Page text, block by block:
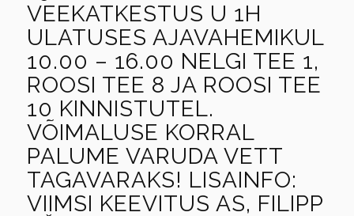
VEEKATKESTUS U 1H
ULATUSES AJAVAHEMIKUL
10.00 – 16.00 NELGI TEE 1,
ROOSI TEE 8 JA ROOSI TEE
10 KINNISTUTEL.
VÕIMALUSE KORRAL
PALUME VARUDA VETT
TAGAVARAKS! LISAINFO:
VIIMSI KEEVITUS AS, FILIPP